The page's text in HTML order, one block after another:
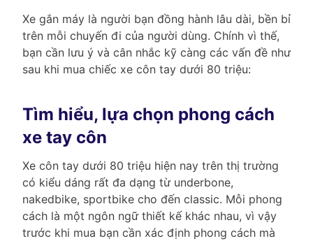
Xe gắn máy là người bạn đồng hành lâu dài, bền bỉ
trên mỗi chuyến đi của người dùng. Chính vì thế,
bạn cần lưu ý và cân nhắc kỹ càng các vấn đề như
sau khi mua chiếc xe côn tay dưới 80 triệu:
Tìm hiểu, lựa chọn phong cách
xe tay côn
Xe côn tay dưới 80 triệu hiện nay trên thị trường
có kiểu dáng rất đa dạng từ underbone,
nakedbike, sportbike cho đến classic. Mỗi phong
cách là một ngôn ngữ thiết kế khác nhau, vì vậy
trước khi mua bạn cần xác định phong cách mà